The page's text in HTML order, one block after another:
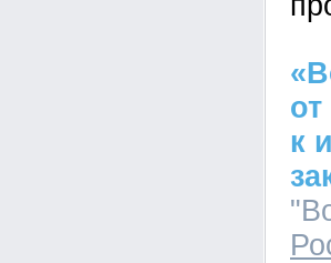
к